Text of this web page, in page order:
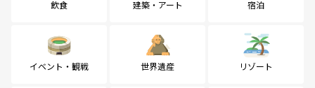
飲食 建築・アート 宿泊
イベント・観戦 世界遺産 リゾート